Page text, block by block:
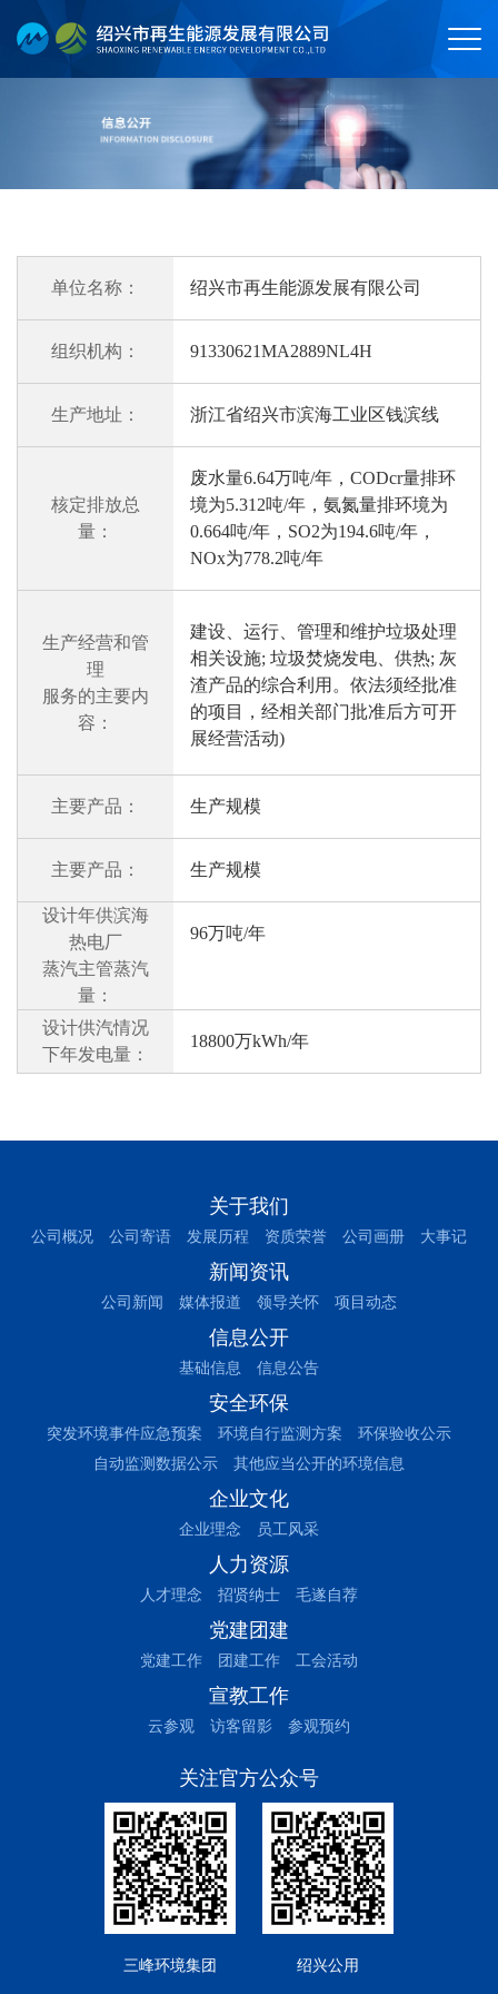
单位名称： 绍兴市再生能源发展有限公司
组织机构： 91330621MA2889NL4H
生产地址： 浙江省绍兴市滨海工业区钱滨线
核定排放总
量：
废水量6.64万吨/年，CODcr量排环
境为5.312吨/年，氨氮量排环境为
0.664吨/年，SO2为194.6吨/年，
NOx为778.2吨/年
生产经营和管
理
服务的主要内
容：
建设、运行、管理和维护垃圾处理
相关设施; 垃圾焚烧发电、供热; 灰
渣产品的综合利用。依法须经批准
的项目，经相关部门批准后方可开
展经营活动)
主要产品： 生产规模
主要产品： 生产规模
设计年供滨海
热电厂
蒸汽主管蒸汽
量：
96万吨/年
设计供汽情况
下年发电量：
18800万kWh/年
关于我们
公司概况 公司寄语 发展历程 资质荣誉 公司画册 大事记
新闻资讯
公司新闻 媒体报道 领导关怀 项目动态
信息公开
基础信息 信息公告
安全环保
突发环境事件应急预案 环境自行监测方案
环保验收公示
自动监测数据公示
其他应当公开的环境信息
企业文化
企业理念 员工风采
人力资源
人才理念 招贤纳士 毛遂自荐
党建团建
党建工作 团建工作 工会活动
宣教工作
云参观 访客留影 参观预约
关注官方公众号
三峰环境集团 绍兴公用